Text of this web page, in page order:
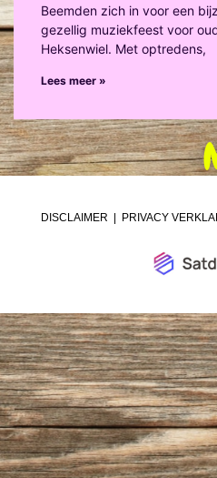
Beemden zich in voor een
gezellig muziekfeest voor
Heksenwiel. Met optredens,
Lees meer »
DISCLAIMER PRIVACY